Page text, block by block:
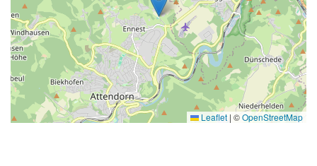
Leaflet | ©OpenStreetMap